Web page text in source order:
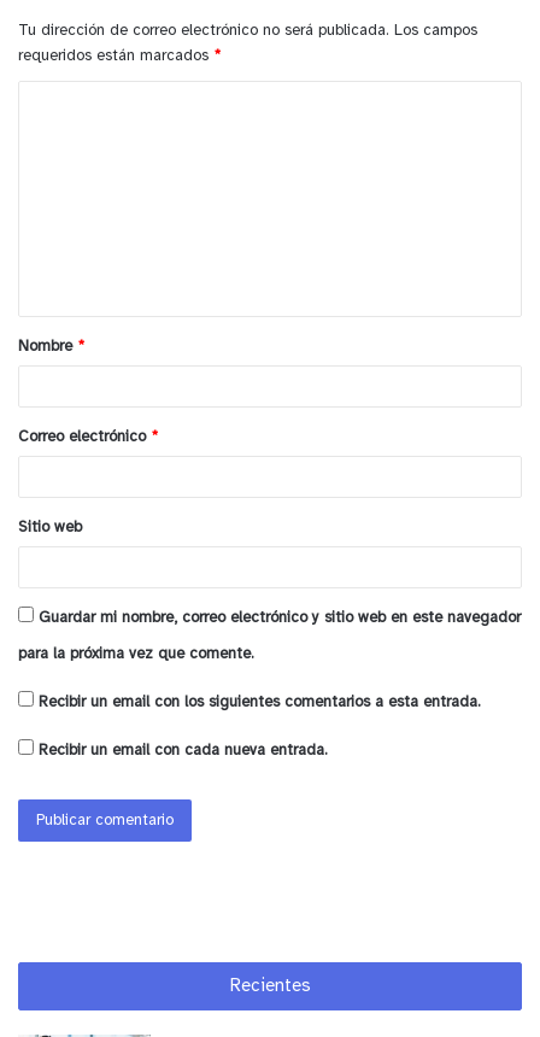
Tu dirección de correo electrónico no será publicada. Los campos
requeridos están marcados *
a
r
*
Nombre *
Correo electrónico *
Sitio web
Guardar mi nombre, correo electrónico y sitio web en este navegador
para la próxima vez que comente.
Recibir un email con los siguientes comentarios a esta entrada.
Recibir un email con cada nueva entrada.
Recientes